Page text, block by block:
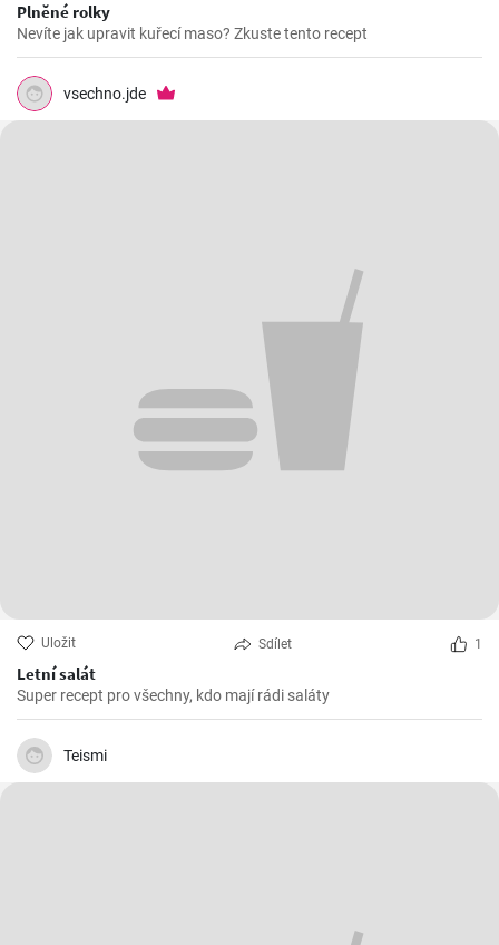
Plněné rolky
Nevíte jak upravit kuřecí maso? Zkuste tento recept
vsechno.jde
Uložit Sdílet 1
Letní salát
Super recept pro všechny, kdo mají rádi saláty
Teismi